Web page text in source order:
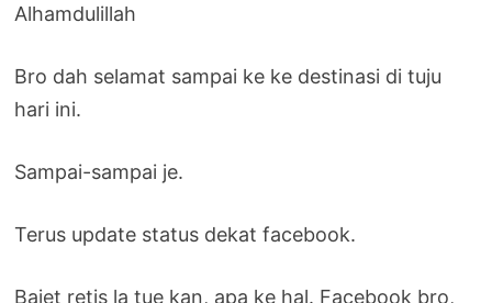
Alhamdulillah
Bro dah selamat sampai ke ke destinasi di tuju
hari ini.
Sampai-sampai je.
Terus update status dekat facebook.
Bajet retis la tue kan, apa ke hal. Facebook bro,